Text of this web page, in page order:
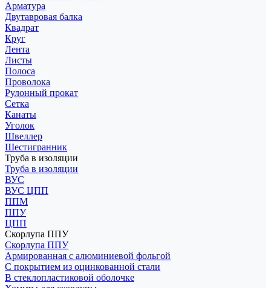
Арматура
Двутавровая балка
Квадрат
Круг
Лента
Листы
Полоса
Проволока
Рулонный прокат
Сетка
Канаты
Уголок
Швеллер
Шестигранник
Труба в изоляции
Труба в изоляции
ВУС
ВУС ЦПП
ППМ
ППУ
ЦПП
Скорлупа ППУ
Скорлупа ППУ
Армированная с алюминиевой фольгой
С покрытием из оцинкованной стали
В стеклопластиковой оболочке